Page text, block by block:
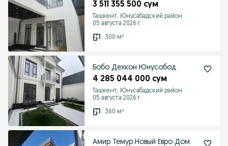
3 511 355 500 сум
Ташкент, Юнусабадский район
05 августа 2026 г.
300 м²
Бобо Дехкон Юнусобод
4 285 044 000 сум
Ташкент, Юнусабадский район
05 августа 2026 г.
360 м²
Амир Темур Новый Евро Дом